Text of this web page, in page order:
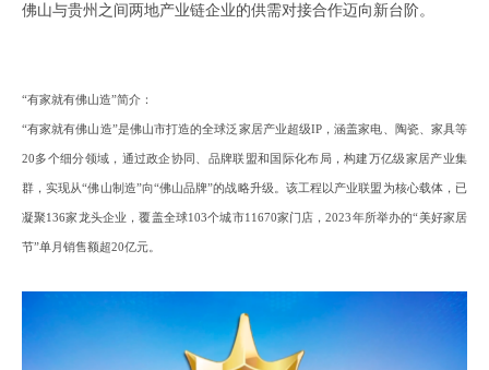
佛山与贵州 之间 两地产业链企业的供需对接合作迈向新台阶。
“有家就有佛山造”简介 ：
‌“有家就有佛山造”是佛山市打造的全球泛家居产业超级IP，涵盖家电、陶瓷、家具等
20多个细分领域，通过政企协同、品牌联盟和国际化布局，构建万亿级家居产业集
群，实现从“佛山制造”向“佛山品牌”的战略升级。‌该工程以产业联盟为核心载体，已
凝聚136家龙头企业，覆盖全球103个城市11670家门店，2023年所举办的“美好家居
节”单月销售额超20亿元。‌‌